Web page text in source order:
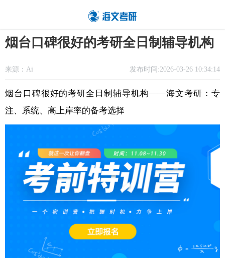
烟台口碑很好的考研全日制辅导机构
发布时间:2026-03-26 10:34:14
来源： Ai
烟台口碑很好的考研全日制辅导机构——海文考研：专
注、系统、高上岸率的备考选择